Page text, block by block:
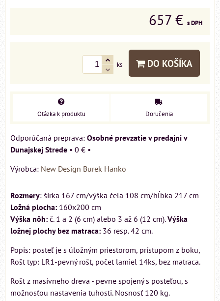
657 € s DPH
ks DO KOŠÍKA
Otázka k produktu Doručenia
Osobné prevzatie v predajni v
Dunajskej Strede • 0 € •
Výrobca: New Design Burek Hanko
Rozmery: šírka 167 cm/výška čela 108 cm/hĺbka 217 cm
Ložná plocha: 160x200 cm
Výška nôh: č. 1 a 2 (6 cm) alebo 3 až 6 (12 cm).Výška
ložnej plochy bez matraca: 36 resp. 42 cm.
Popis: posteľ je s úložným priestorom, prístupom z boku,
Rošt typ: LR1-pevný rošt, počet lamiel 14ks, bez matraca.
Rošt z masívneho dreva - pevne spojený s posteľou, s
možnosťou nastavenia tuhosti. Nosnosť 120 kg.